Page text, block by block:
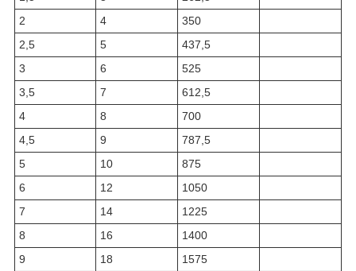
2
4
350
2,5
5
437,5
3
6
525
3,5
7
612,5
4
8
700
4,5
9
787,5
5
10
875
6
12
1050
7
14
1225
8
16
1400
9
18
1575